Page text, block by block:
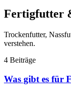
Fertigfutter
Trockenfutter,
verstehen.
4 Beiträge
Was gibt es für